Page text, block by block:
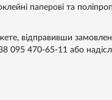
паперові та
відправивши
095 470-65-11або